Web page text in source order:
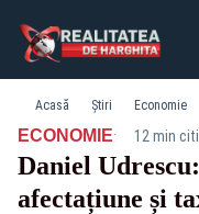
Acasă Știri Economie
ECONOMIE· 12 min
Daniel
afectațiune și